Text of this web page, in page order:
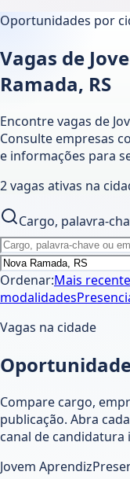
Oportunidades por
Vagas de
Ramada, RS
Encontre vagas de
Consulte empresas
e informações para
2vagas ativas na
Cargo, palavra-
Ordenar:Mais
modalidades
Vagas na cidade
Compare cargo,
publicação. Abra
canal de candidatura
Jovem Aprendiz